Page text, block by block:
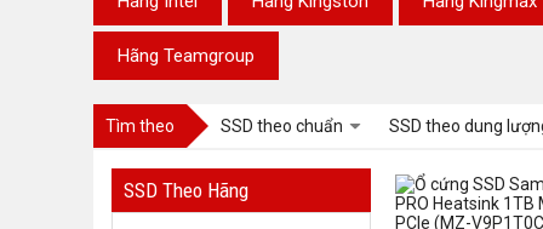
Hãng Teamgroup
Tìm theo SSD theo chuẩn SSD theo dung
SSD Theo Hãng